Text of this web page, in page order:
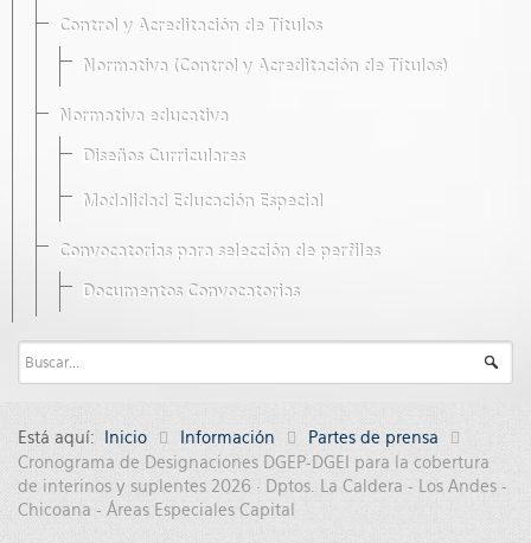
Control y Acreditación de Títulos
Normativa (Control y Acreditación de Títulos)
Normativa educativa
Diseños Curriculares
Modalidad Educación Especial
Convocatorias para selección de perfiles
Documentos Convocatorias
Está aquí: Inicio Información
Partes de prensa
Cronograma de Designaciones DGEP-DGEI para la cobertura
de interinos y suplentes 2026 · Dptos. La Caldera - Los Andes -
Chicoana - Áreas Especiales Capital